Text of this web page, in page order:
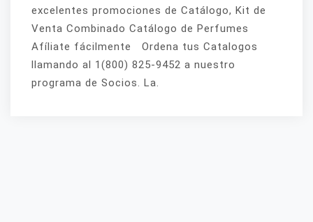
excelentes promociones de Catálogo, Kit de
Venta Combinado Catálogo de Perfumes
Afíliate fácilmente Ordena tus Catalogos
llamando al 1(800) 825-9452 a nuestro
programa de Socios. La.